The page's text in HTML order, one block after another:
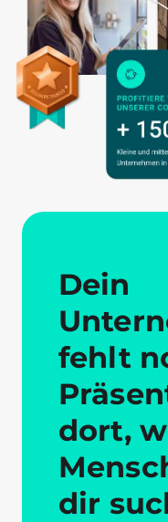
Dein
fehlt
dort,
dir